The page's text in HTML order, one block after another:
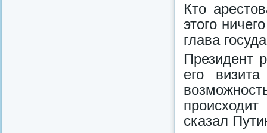
Кто
этого
глава
Президент
его
сказал